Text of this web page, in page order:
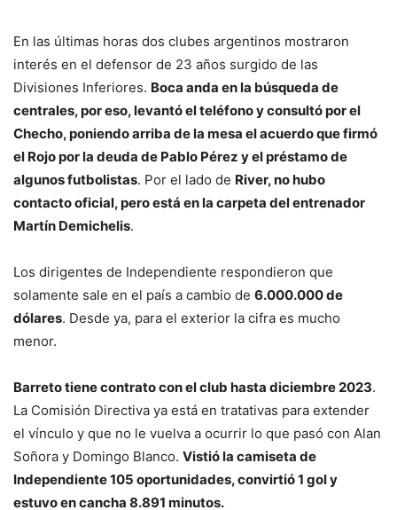
En las últimas horas dos clubes argentinos mostraron
interés en el defensor de 23 años surgido de las
Divisiones Inferiores. Boca anda en la búsqueda de
centrales, por eso, levantó el teléfono y consultó por el
Checho, poniendo arriba de la mesa el acuerdo que firmó
el Rojo por la deuda de Pablo Pérez y el préstamo de
algunos futbolistas. Por el lado de River, no hubo
contacto oficial, pero está en la carpeta del entrenador
Martín Demichelis.
Los dirigentes de Independiente respondieron que
solamente sale en el país a cambio de 6.000.000 de
dólares. Desde ya, para el exterior la cifra es mucho
menor.
Barreto tiene contrato con el club hasta diciembre 2023.
La Comisión Directiva ya está en tratativas para extender
el vínculo y que no le vuelva a ocurrir lo que pasó con Alan
Soñora y Domingo Blanco. Vistió la camiseta de
Independiente 105 oportunidades, convirtió 1 gol y
estuvo en cancha 8.891 minutos.